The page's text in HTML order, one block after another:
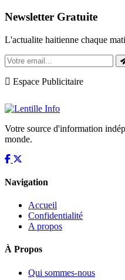
Newsletter Gratuite
L'actualite haitienne chaque
Espace Publicitaire
Votre source d'information
monde.
Navigation
Accueil
Confidentialité
A propos
À Propos
Qui sommes-nous